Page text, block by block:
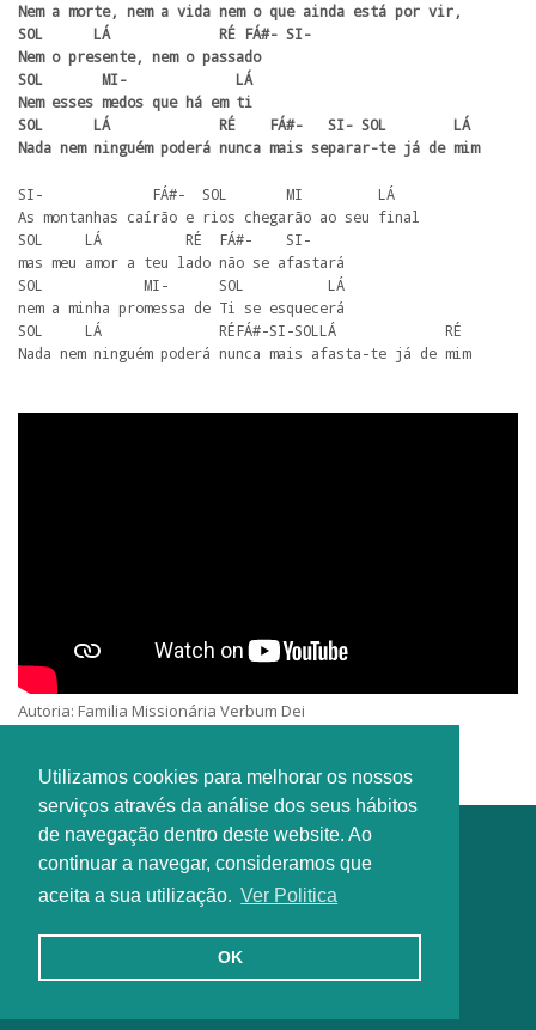
Utilizamos cookies para melhorar os nossos
serviços através da análise dos seus hábitos
de navegação dentro deste website. Ao
continuar a navegar, consideramos que
aceita a sua utilização. Ver Politica
OK
Nem a morte, nem a vida nem o que ainda está por vir,
SOL      LÁ             RÉ FÁ#- SI-
Nem o presente, nem o passado
SOL       MI-             LÁ
Nem esses medos que há em ti
SOL      LÁ             RÉ    FÁ#-   SI- SOL        LÁ
Nada nem ninguém poderá nunca mais separar-te já de mim
SI-             FÁ#-  SOL       MI         LÁ
As montanhas caírão e rios chegarão ao seu final
SOL     LÁ          RÉ  FÁ#-    SI-
mas meu amor a teu lado não se afastará
SOL            MI-      SOL          LÁ
nem a minha promessa de Ti se esquecerá
SOL     LÁ              RÉFÁ#-SI-SOLLÁ             RÉ
Nada nem ninguém poderá nunca mais afasta-te já de mim
Autoria: Familia Missionária Verbum Dei